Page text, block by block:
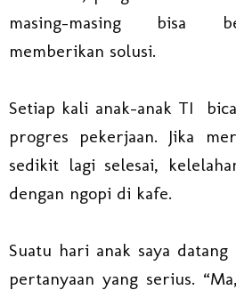
masing-masing bisa
memberikan solusi.
Setiap kali anak-anak TI
progres pekerjaan. Jika
sedikit lagi selesai,
dengan ngopi di kafe.
Suatu hari anak saya datang
pertanyaan yang serius.